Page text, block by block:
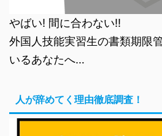
やばい! 間に合わない!!
外国人技能実習生の書類期限
いるあなたへ…
人が辞めてく理由徹底調査！